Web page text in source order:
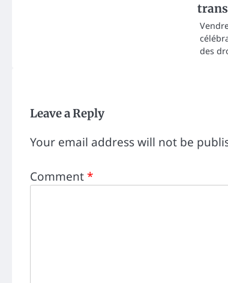
des
Leave a Reply
Your email address will not be
Comment*